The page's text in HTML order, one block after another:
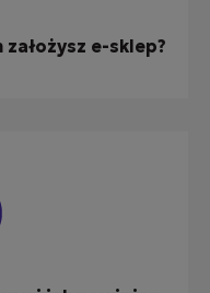
e-sklep?